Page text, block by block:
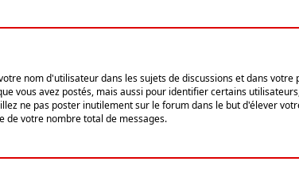
nom d'utilisateur dans les sujets de discussions et dans votre
vous avez postés, mais aussi pour identifier certains
ne pas poster inutilement sur le forum dans le but d'élever
votre nombre total de messages.